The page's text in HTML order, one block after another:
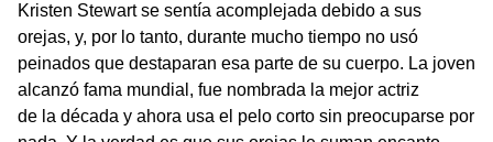
Kristen Stewart se sentía acomplejada debido a sus
orejas, y, por lo tanto, durante mucho tiempo no usó
peinados que destaparan esa parte de su cuerpo. La joven
alcanzó fama mundial, fue nombrada la mejor actriz
de la década y ahora usa el pelo corto sin preocuparse por